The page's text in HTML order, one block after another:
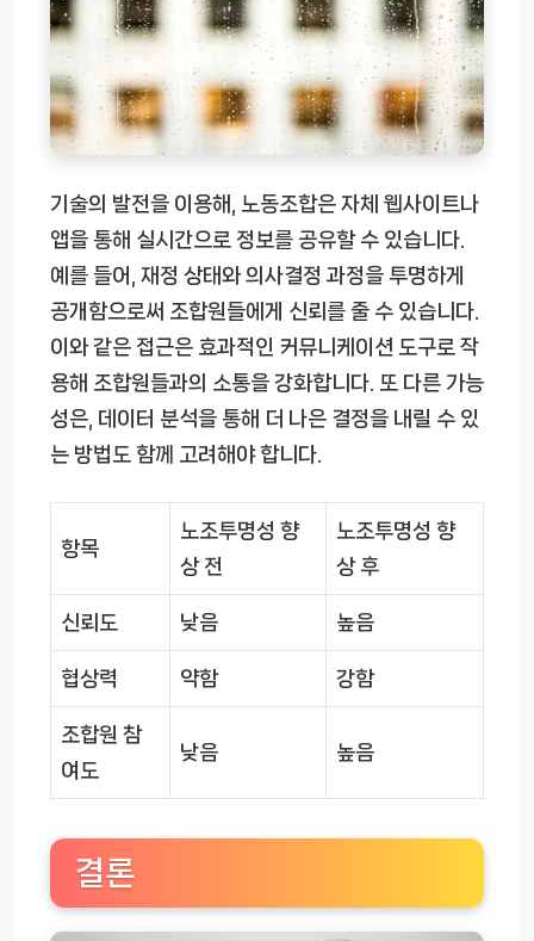
기술의 발전을 이용해, 노동조합은 자체 웹사이트나
앱을 통해 실시간으로 정보를 공유할 수 있습니다.
예를 들어, 재정 상태와 의사결정 과정을 투명하게
공개함으로써 조합원들에게 신뢰를 줄 수 있습니다.
이와 같은 접근은 효과적인 커뮤니케이션 도구로 작
용해 조합원들과의 소통을 강화합니다. 또 다른 가능
성은, 데이터 분석을 통해 더 나은 결정을 내릴 수 있
는 방법도 함께 고려해야 합니다.
항목
노조투명성 향
상 전
노조투명성 향
상 후
신뢰도 낮음 높음
협상력 약함 강함
조합원 참
여도
낮음 높음
결론